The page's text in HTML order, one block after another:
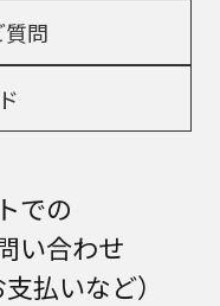
問
での
い合わせ
払いなど）